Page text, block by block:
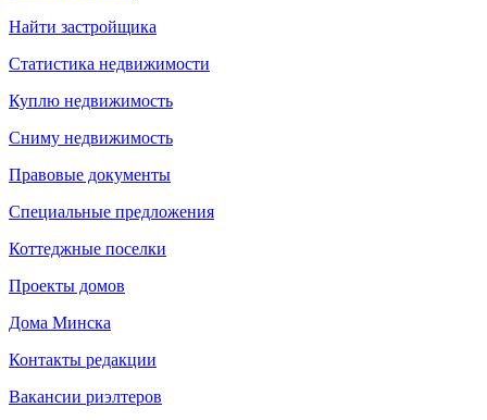
Найти застройщика
Статистика недвижимости
Куплю недвижимость
Сниму недвижимость
Правовые документы
Специальные предложения
Коттеджные поселки
Проекты домов
Дома Минска
Контакты редакции
Вакансии риэлтеров